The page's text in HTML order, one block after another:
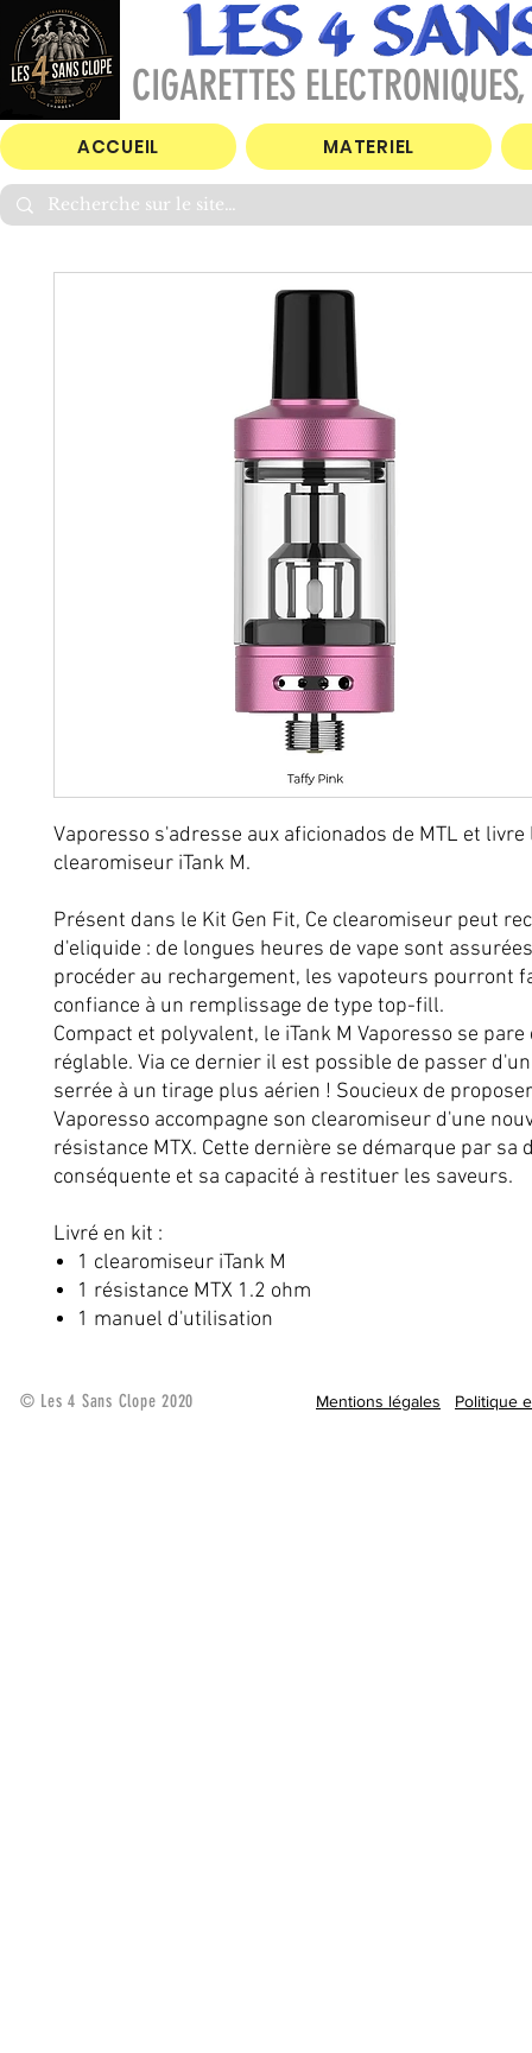
CIGARETTES
ACCUEIL MATERIEL
Vaporesso s'adresse aux aficionados de MTL et livre
clearomiseur iTank M.
Présent dans le Kit Gen Fit, Ce clearomiseur peut
d'eliquide : de longues heures de vape sont
procéder au rechargement, les vapoteurs pourront
confiance à un remplissage de type top-fill.
Compact et polyvalent, le iTank M Vaporesso se
réglable. Via ce dernier il est possible de passer
serrée à un tirage plus aérien ! Soucieux de
Vaporesso accompagne son clearomiseur d'une
résistance MTX. Cette dernière se démarque par sa
conséquente et sa capacité à restituer les saveurs.
Livré en kit :
1 clearomiseur iTank M
1 résistance MTX 1.2 ohm
1 manuel d'utilisation
© Les 4 Sans Clope 2020 Mentions légales Politique